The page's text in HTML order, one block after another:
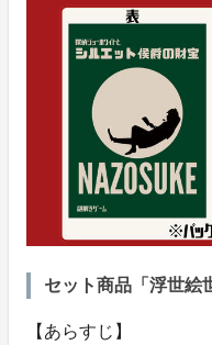
セット商品「浮世絵
【あらすじ】